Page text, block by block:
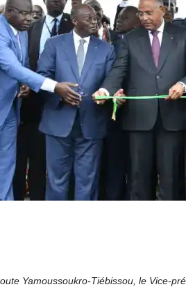
Yamoussoukro-Tiébissou, le Vice-